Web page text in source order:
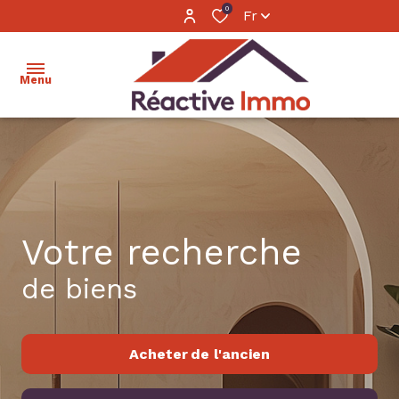
0 Fr
Menu
accueil
locations
estimation
mon
financement
Votre recherche
de biens
Acheter de l'ancien